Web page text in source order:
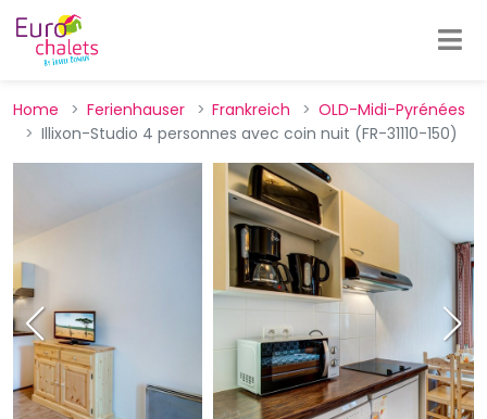
Home Ferienhauser Frankreich
OLD-Midi-Pyrénées
Illixon-Studio 4 personnes avec coin nuit (FR-31110-150)